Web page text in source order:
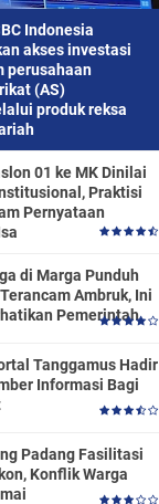
Indonesia
akses investasi
perusahaan
(AS)
produk reksa
01 ke MK Dinilai
Praktisi
Pernyataan
di Marga Punduh
Ambruk, Ini
Pemerintah
Tanggamus Hadir
Informasi Bagi
Padang Fasilitasi
Konflik Warga